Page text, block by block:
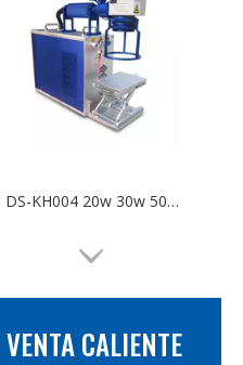
DS-KH004 20w 30w 50w marcador láser portátil de escritorio Raycus JPT grabado profundo Máquina de marcado láser de fibra CO2
CALIENTE